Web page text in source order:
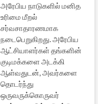
அரேபிய நாடுகளில் மனித
உரிமை மீறல்
சர்வசாதாரணமாக
நடைபெறுகிறது. அரேபிய
ஆட்சியாளர்கள் தங்களின்
குடிமக்களை அடக்கி
ஆள்வதுடன், அவர்களை
தொடர்ந்து
ஒருவருக்கொருவர்